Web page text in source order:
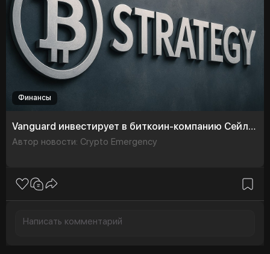
Финансы
Vanguard инвестирует в биткоин-компанию Сейлора — ирония институционального разворота
Автор новости: Crypto Emergency